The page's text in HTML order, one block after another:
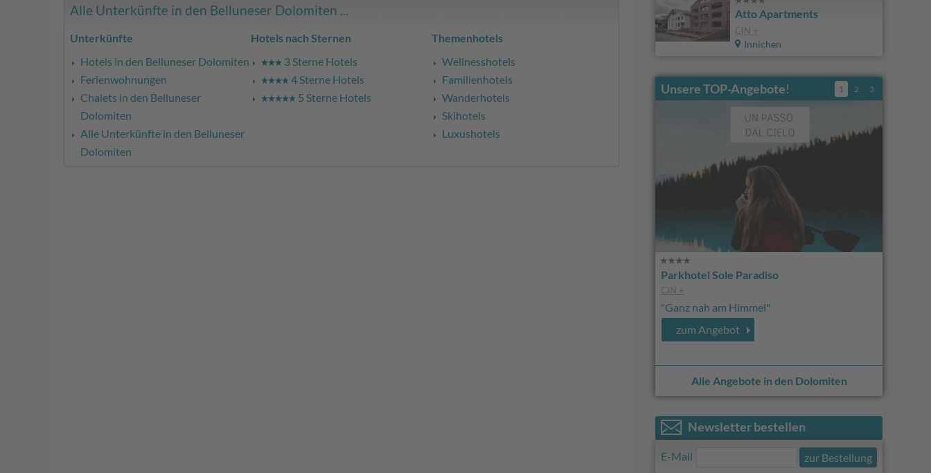
Alle Unterkünfte in den Belluneser Dolomiten ...
Unterkünfte
Hotels in den Belluneser Dolomiten
Ferienwohnungen
Chalets in den Belluneser
Dolomiten
Alle Unterkünfte in den Belluneser
Dolomiten
Hotels nach Sternen
3 Sterne Hotels
4 Sterne Hotels
5 Sterne Hotels
Themenhotels
Wellnesshotels
Familienhotels
Wanderhotels
Skihotels
Luxushotels
Atto Apartments
CIN +
Innichen
Unsere TOP-Angebote!
Parkhotel Sole Paradiso
CIN +
"Ganz nah am Himmel"
zum Angebot
1 2 3
Alle Angebote in den Dolomiten
Newsletter bestellen
E-Mail